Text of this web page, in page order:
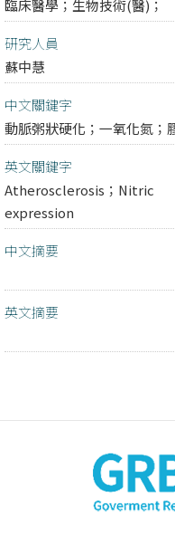
臨床醫學； 生物技術(醫)；
研究人員
蘇中慧
中文關鍵字
動脈粥狀硬化；一氧化氮；
英文關鍵字
Atherosclerosis；
expression
中文摘要
英文摘要